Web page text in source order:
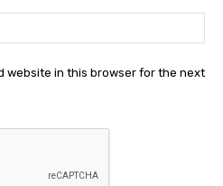
website in this browser for the next